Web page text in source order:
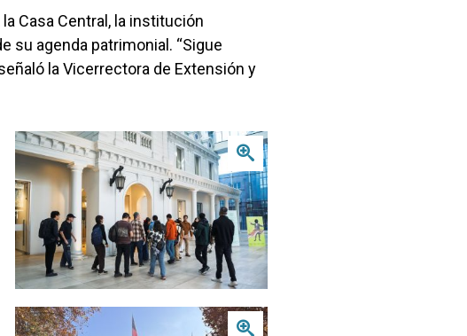
Casa Central, la institución
su agenda patrimonial. “Sigue
la Vicerrectora de Extensión y
Zoom
Zoom